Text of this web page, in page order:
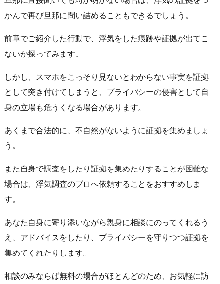
かんで再び旦那に問い詰めることもできるでしょう。
前章でご紹介した行動で、浮気をした痕跡や証拠が出てこ
ないか探ってみます。
しかし、スマホをこっそり見ないとわからない事実を証拠
として突き付けてしまうと、プライバシーの侵害として自
身の立場も危うくなる場合があります。
あくまで合法的に、不自然がないように証拠を集めましょ
う。
また自身で調査をしたり証拠を集めたりすることが困難な
場合は、浮気調査のプロへ依頼することをおすすめしま
す。
あなた自身に寄り添いながら親身に相談にのってくれるう
え、アドバイスをしたり、プライバシーを守りつつ証拠を
集めてくれたりします。
相談のみならば無料の場合がほとんどのため、お気軽に訪